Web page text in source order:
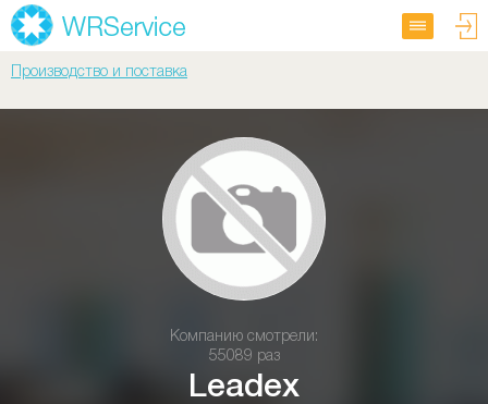
Производство и поставка
Компанию смотрели:
55089 раз
Leadex